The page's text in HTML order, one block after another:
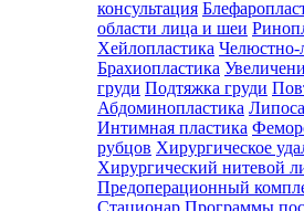
консультация
области лица и шеи
Хейлопластика Челюстно-
Брахиопластика
груди Подтяжка груди
Абдоминопластика
Интимная пластика
рубцов Хирургическое
Хирургический нитевой
Предоперационный
Стационар Программы